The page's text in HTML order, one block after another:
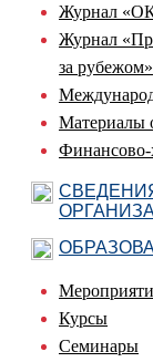
Журнал
Журнал
за рубежом»
Материалы
Финансово-
Курсы
Семинары